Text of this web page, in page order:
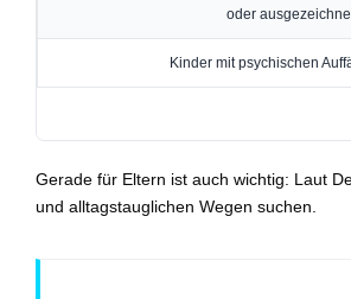
oder
Kinder mit psychischen
Gerade für Eltern ist auch wichtig: Laut
und alltagstauglichen Wegen suchen.